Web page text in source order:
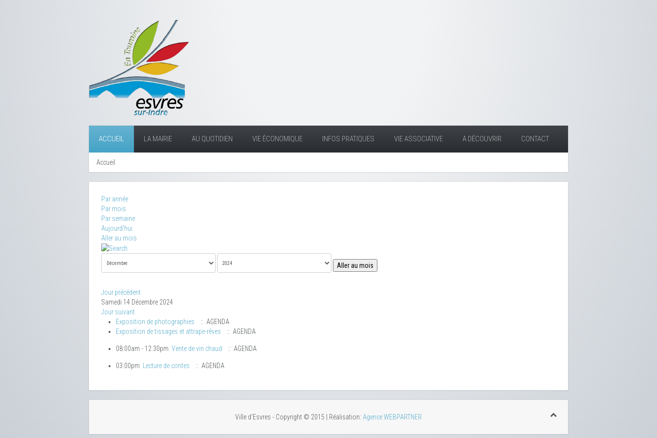
ACCUEIL LA MAIRIE AU QUOTIDIEN VIE ÉCONOMIQUE INFOS PRATIQUES VIE ASSOCIATIVE A DÉCOUVRIR CONTACT
Accueil
Par année
Par mois
Par semaine
Aujourd'hui
Aller au mois
Aller au mois
Jour précédent
Samedi 14 Décembre 2024
Jour suivant
Exposition de photographies
:: AGENDA
Exposition de tissages et attrape-rêves
:: AGENDA
08:00am - 12:30pm Vente de vin chaud :: AGENDA
03:00pm Lecture de contes :: AGENDA
Ville d'Esvres - Copyright © 2015 | Réalisation: Agence WEBPARTNER